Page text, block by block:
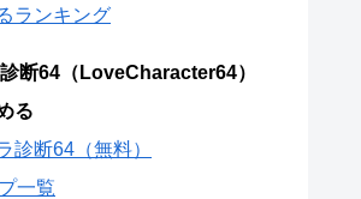
ランキング
断64（LoveCharacter64）
る
診断64（無料）
一覧